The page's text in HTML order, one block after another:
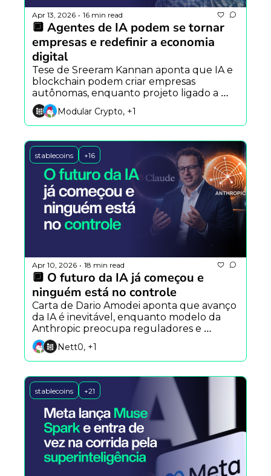
Apr 13, 2026 • 16 min read
🔲 Agentes de IA podem se tornar
empresas e redefinir a economia
digital
Tese de Sreeram Kannan aponta que IA e
blockchain podem criar empresas
autônomas, enquanto projeto ligado a
Donald Trump enfrenta críticas e exploit
na Polkadot expõe riscos em bridges.
Modular Crypto, +1
stablecoins +16
Apr 10, 2026 • 18 min read
🔲 O futuro da IA já começou e
ninguém está no controle
Carta de Dario Amodei aponta que avanço
da IA é inevitável, enquanto modelo da
Anthropic preocupa reguladores e
agentes de IA ganham espaço no mercado
cripto.Nett0, +1
stablecoins +21